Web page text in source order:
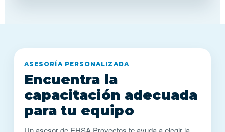
ASESORÍA PERSONALIZADA
Encuentra la
capacitación adecuada
para tu equipo